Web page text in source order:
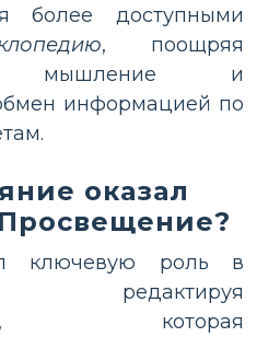
более доступными
, поощряя
мышление и
информацией по
оказал
ключевую роль в
редактируя
, которая